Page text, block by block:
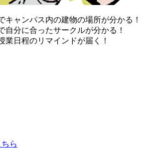
キャンパス内の建物の場所が分かる！
自分に合ったサークルが分かる！
業日程のリマインドが届く！
ら